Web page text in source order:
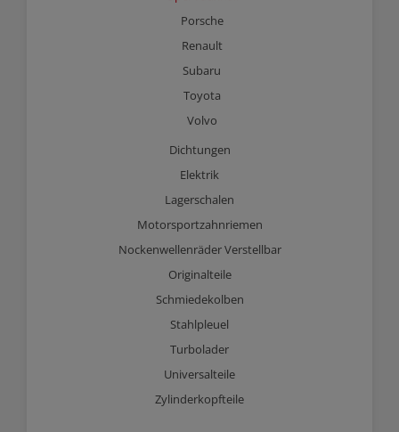
Porsche
Renault
Subaru
Toyota
Volvo
Dichtungen
Elektrik
Lagerschalen
Motorsportzahnriemen
Nockenwellenräder Verstellbar
Originalteile
Schmiedekolben
Stahlpleuel
Turbolader
Universalteile
Zylinderkopfteile